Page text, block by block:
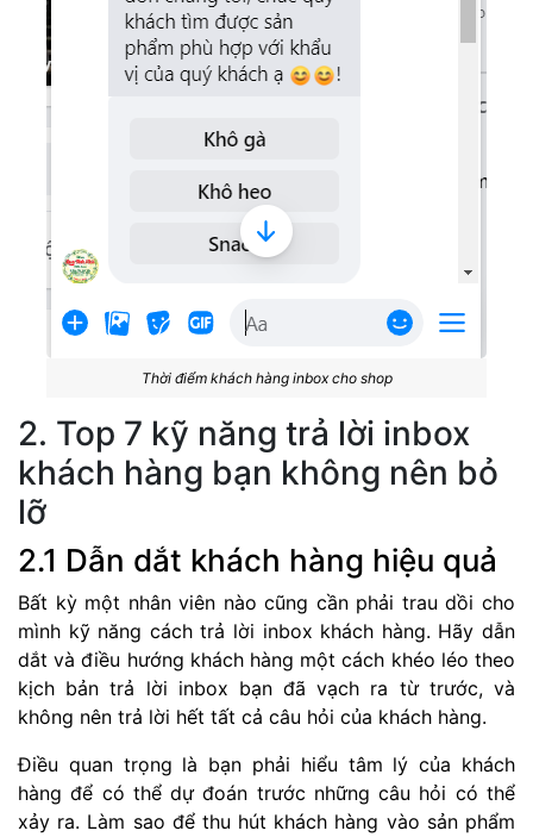
Thời điểm khách hàng inbox cho shop
2. Top 7 kỹ năng trả lời inbox
khách hàng bạn không nên bỏ
lỡ
2.1 Dẫn dắt khách hàng hiệu quả
Bất kỳ một nhân viên nào cũng cần phải trau dồi cho
mình kỹ năng cách trả lời inbox khách hàng. Hãy dẫn
dắt và điều hướng khách hàng một cách khéo léo theo
kịch bản trả lời inbox bạn đã vạch ra từ trước, và
không nên trả lời hết tất cả câu hỏi của khách hàng.
Điều quan trọng là bạn phải hiểu tâm lý của khách
hàng để có thể dự đoán trước những câu hỏi có thể
xảy ra. Làm sao để thu hút khách hàng vào sản phẩm